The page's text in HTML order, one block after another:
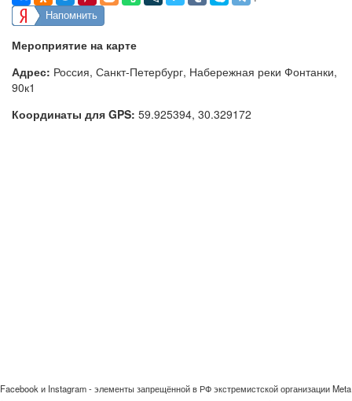
Напомнить
Мероприятие на карте
Адрес: Россия, Санкт-Петербург, Набережная реки Фонтанки,
90к1
Координаты для GPS: 59.925394, 30.329172
Facebook и Instagram - элементы запрещённой в РФ экстремистской организации Meta